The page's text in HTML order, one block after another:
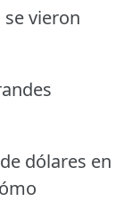
vieron
dólares en